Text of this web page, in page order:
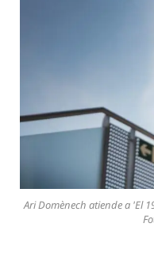
Ari Domènech atiende a 'El